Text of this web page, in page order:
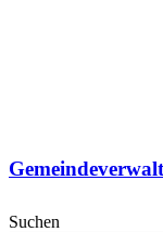
Suchen